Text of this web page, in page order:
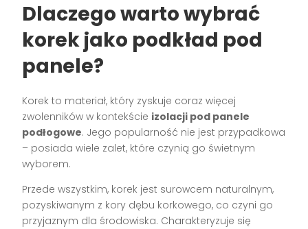
Dlaczego warto wybrać
korek jako podkład pod
panele?
Korek to materiał, który zyskuje coraz więcej
zwolenników w kontekście izolacji pod panele
podłogowe. Jego popularność nie jest przypadkowa
– posiada wiele zalet, które czynią go świetnym
wyborem.
Przede wszystkim, korek jest surowcem naturalnym,
pozyskiwanym z kory dębu korkowego, co czyni go
przyjaznym dla środowiska. Charakteryzuje się